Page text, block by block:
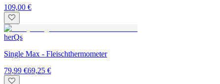
109,00 €
herQs
Single Max - Fleischthermometer
79,99 €69,25 €